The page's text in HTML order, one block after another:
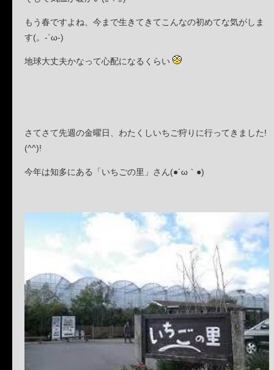
もう春ですよね、今まで生きてきてこんなの初めてな気がしま
す(。-`ω-)
地球大丈夫かなって心配になるくらい
さてさて先週の金曜日、わたくしいちご狩りに行ってきました!
(^^)!
今年は知多にある「いちごの里」さん(●´ω｀●)